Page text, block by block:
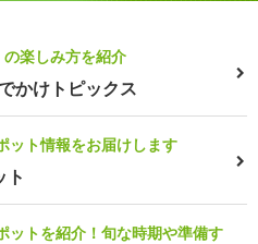
楽しみ方を紹介
かけトピックス
ット情報をお届けします
ト
ットを紹介！旬な時期や準備す